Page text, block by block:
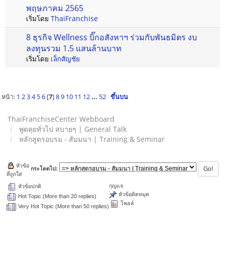
พฤษภาคม 2565
เริ่มโดย ThaiFranchise
8 ธุรกิจ Wellness บิ๊กอสังหาฯ ร่วมกับพันธมิตร งบ
ลงทุนรวม 1.5 แสนล้านบาท
เริ่มโดย เล็กสัญชัย
หน้า: 1 2 3 4 5 6[7]8 9 10 11 12 ... 52 ขึ้นบน
ThaiFranchiseCenter Webboard
พูดคุยทั่วไป สบายๆ | General Talk
หลักสูตรอบรม - สัมมนา | Training & Seminar
กระโดดไป:
หัวข้อปกติ
Hot Topic (More than 20 replies)
Very Hot Topic (More than 50 replies)
หัวข้อ
ที่ถูกใส่
กุญแจ
หัวข้อติดหมุด
โพลล์